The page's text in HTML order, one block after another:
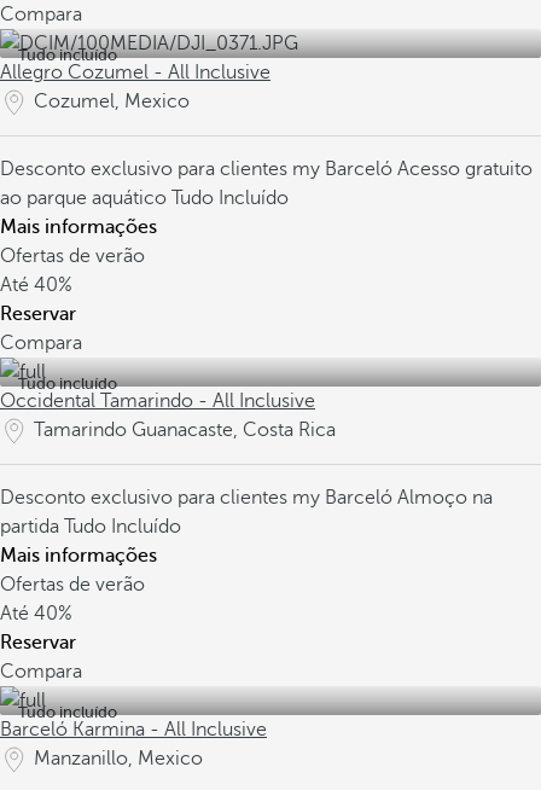
Compara
Tudo incluído
Allegro Cozumel - All Inclusive
Cozumel, Mexico
Desconto exclusivo para clientes my Barceló Acesso gratuito
ao parque aquático Tudo Incluído
Mais informações
Ofertas de verão
Até 40%
Reservar
Compara
Tudo incluído
Occidental Tamarindo - All Inclusive
Tamarindo Guanacaste, Costa Rica
Desconto exclusivo para clientes my Barceló Almoço na
partida Tudo Incluído
Mais informações
Ofertas de verão
Até 40%
Reservar
Compara
Tudo incluído
Barceló Karmina - All Inclusive
Manzanillo, Mexico